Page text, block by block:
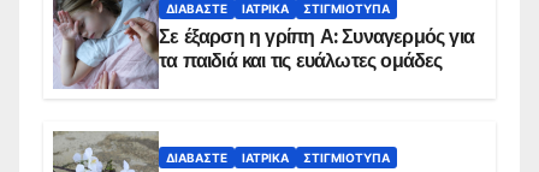
ΔΙΑΒΆΣΤΕ ΙΑΤΡΙΚΆ ΣΤΙΓΜΙΌΤΥΠΑ
Σε έξαρση η γρίπη Α: Συναγερμός για
τα παιδιά και τις ευάλωτες ομάδες
ΔΙΑΒΆΣΤΕ ΙΑΤΡΙΚΆ ΣΤΙΓΜΙΌΤΥΠΑ